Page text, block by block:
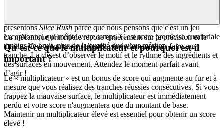
présentonsSlice Rushparce que nous pensons que c'est un jeu
exceptionnel qui mérite votre temps. C'est notre promesse curatoriale
: moins de bruit, plus de la qualité que vous méritez.
La mécanique principale repose entièrement sur la précision et le
timing. Vous appuyez ou cliquez généralement pour faire une
tranche. La clé est d’observer le motif et le rythme des ingrédients et
des surfaces en mouvement. Attendez le moment parfait avant
d’agir !
Qu’est-ce que le multiplicateur et pourquoi est-il
important ?
Le « multiplicateur » est un bonus de score qui augmente au fur et à
mesure que vous réalisez des tranches réussies consécutives. Si vous
frappez la mauvaise surface, le multiplicateur est immédiatement
perdu et votre score n'augmentera que du montant de base.
Maintenir un multiplicateur élevé est essentiel pour obtenir un score
élevé !